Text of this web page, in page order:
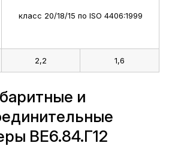
класс 20/18/15 по ISO 4406:1999
2,2 1,6
и
ВЕ6.84.Г12